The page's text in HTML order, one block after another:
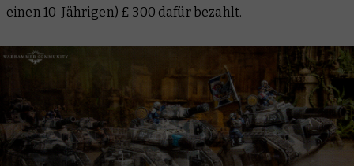
einen 10-Jährigen) £ 300 dafür bezahlt.